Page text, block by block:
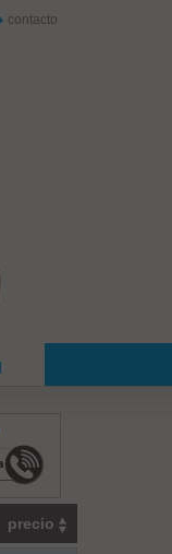
contacto
precio